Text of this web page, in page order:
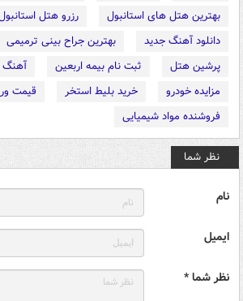
بهترین هتل های استانبول
رزرو هتل
دانلود آهنگ جدید
بهترین جراح بینی ترمیمی
پرشین هتل
ثبت نام بیمه اربعین
آهنگ
مزایده خودرو
خرید بلیط استخر
قیمت
فروشنده مواد شیمیایی
نظر شما
نام
ایمیل
نظر شما *